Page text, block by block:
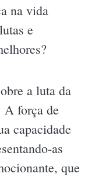
na vida
e
a luta da
A força de
capacidade
as
que